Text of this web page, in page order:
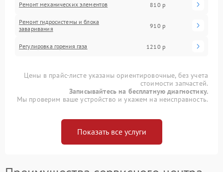
Ремонт механических элементов 810 р
Ремонт гидросистемы и блока
заваривания
910 р
Регулировка горения газа 1210 р
Цены в прайс-листе указаны ориентировочные, без учета
стоимости запчастей.
Записывайтесь на бесплатную диагностику.
Мы проверим ваше устройство и укажем на неисправность.
Показать все услуги